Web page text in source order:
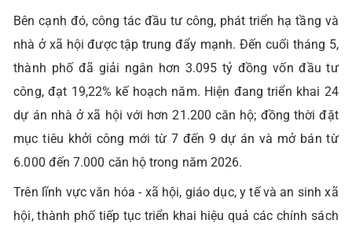
Bên cạnh đó, công tác đầu tư công, phát triển hạ tầng và
nhà ở xã hội được tập trung đẩy mạnh. Đến cuối tháng 5,
thành phố đã giải ngân hơn 3.095 tỷ đồng vốn đầu tư
công, đạt 19,22% kế hoạch năm. Hiện đang triển khai 24
dự án nhà ở xã hội với hơn 21.200 căn hộ; đồng thời đặt
mục tiêu khởi công mới từ 7 đến 9 dự án và mở bán từ
6.000 đến 7.000 căn hộ trong năm 2026.
Trên lĩnh vực văn hóa - xã hội, giáo dục, y tế và an sinh xã
hội, thành phố tiếp tục triển khai hiệu quả các chính sách